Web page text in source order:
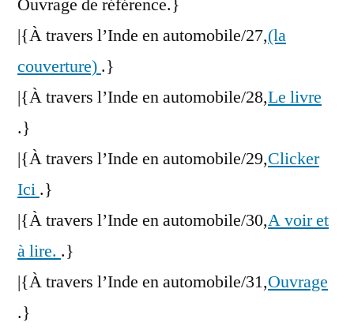
Ouvrage de référence.}
|{À travers l’Inde en automobile/27,(la
couverture) .}
|{À travers l’Inde en automobile/28,Le livre
.}
|{À travers l’Inde en automobile/29,Clicker
Ici .}
|{À travers l’Inde en automobile/30,A voir et
à lire. .}
|{À travers l’Inde en automobile/31,Ouvrage
.}